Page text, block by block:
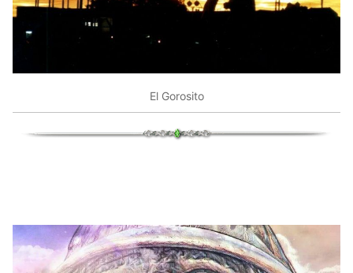
El Gorosito